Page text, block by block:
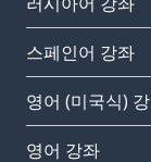
스페인어 강좌
영어 (미국식)
영어 강좌